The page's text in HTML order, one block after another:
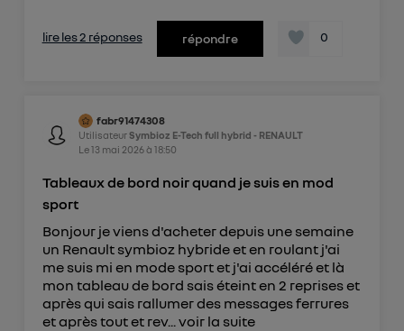
lire les 2 réponses répondre 0
fabr91474308
UtilisateurSymbioz E-Tech full hybrid - RENAULT
Le13 mai 2026à 18:50
Tableaux de bord noir quand je suis en mod
sport
Bonjour je viens d'acheter depuis une semaine
un Renault symbioz hybride et en roulant j'ai
me suis mi en mode sport et j'ai accéléré et là
mon tableau de bord sais éteint en 2 reprises et
après qui sais rallumer des messages ferrures
et après tout et rev... voir la suite